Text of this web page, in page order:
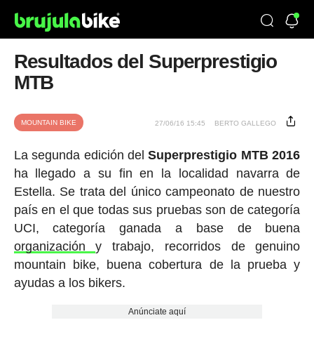
Resultados del Superprestigio
MTB
MOUNTAIN BIKE 27/06/16 15:45 BERTO GALLEGO
La segunda edición delSuperprestigio MTB 2016
ha llegado a su fin en la localidad navarra de
Estella. Se trata del único campeonato de nuestro
país en el que todas sus pruebas son de categoría
UCI, categoría ganada a base de buena
organizacióny trabajo, recorridos de genuino
mountain bike, buena cobertura de la prueba y
ayudas a los bikers.
Anúnciate aquí